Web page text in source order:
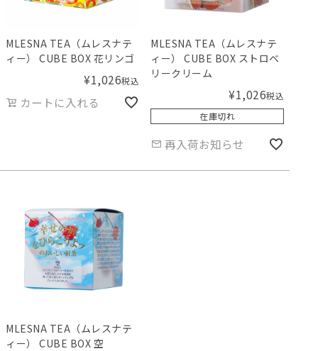
MLESNA TEA（ムレスナテ
ィー） CUBE BOX 花リンゴ
¥1,026税込
カートに入れる
MLESNA TEA（ムレスナテ
ィー） CUBE BOX ストロベ
リークリーム
¥1,026税込
在庫切れ
再入荷お知らせ
MLESNA TEA（ムレスナテ
ィー） CUBE BOX 空